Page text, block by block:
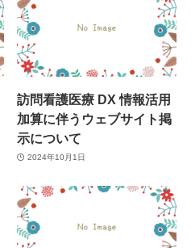
訪問看護医療 DX 情報活用
加算に伴うウェブサイト掲
示について
2024年10月1日